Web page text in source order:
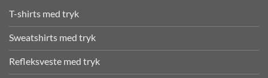
T-shirts med tryk
Sweatshirts med tryk
Refleksveste med tryk